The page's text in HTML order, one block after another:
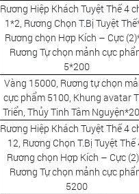
Rương Hiệp Khách Tuyệt Thế 4
1*2, Rương Chọn T.Bị Tuyệt
Rương chọn Hợp Kích – Cực
Rương Tự chọn mảnh cực
5*200
Vàng 15000, Rương tự chọn
cực phẩm 5100, Khung avatar
Triển, Thủy Tinh Tâm
Rương Hiệp Khách Tuyệt Thế 4
12, Rương Chọn T.Bị Tuyệt Thế
Rương chọn Hợp Kích – Cực
Rương Tự chọn mảnh cực
5200